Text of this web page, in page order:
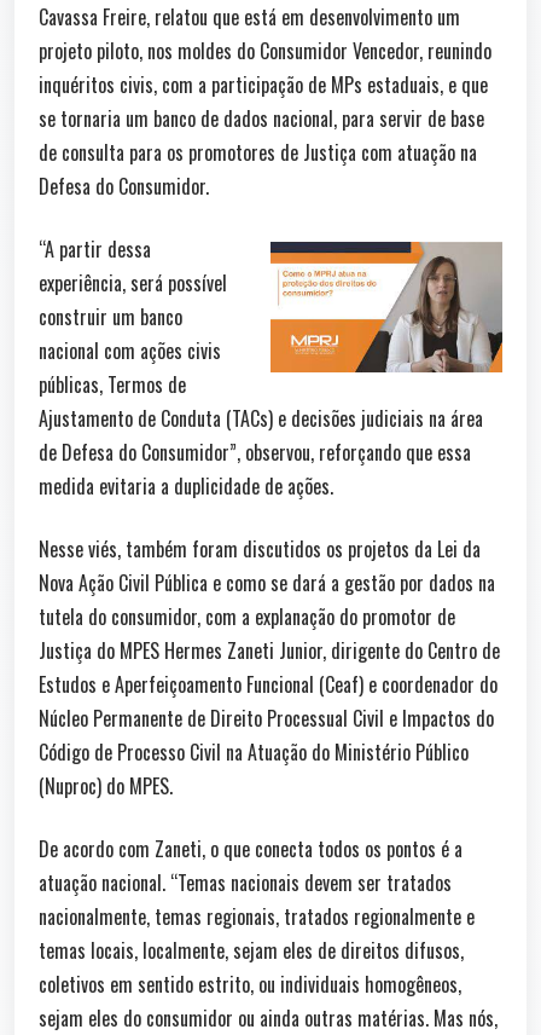
Cavassa Freire, relatou que está em desenvolvimento um
projeto piloto, nos moldes do Consumidor Vencedor, reunindo
inquéritos civis, com a participação de MPs estaduais, e que
se tornaria um banco de dados nacional, para servir de base
de consulta para os promotores de Justiça com atuação na
Defesa do Consumidor.
“A partir dessa
experiência, será possível
construir um banco
nacional com ações civis
públicas, Termos de
Ajustamento de Conduta (TACs) e decisões judiciais na área
de Defesa do Consumidor”, observou, reforçando que essa
medida evitaria a duplicidade de ações.
Nesse viés, também foram discutidos os projetos da Lei da
Nova Ação Civil Pública e como se dará a gestão por dados na
tutela do consumidor, com a explanação do promotor de
Justiça do MPES Hermes Zaneti Junior, dirigente do Centro de
Estudos e Aperfeiçoamento Funcional (Ceaf) e coordenador do
Núcleo Permanente de Direito Processual Civil e Impactos do
Código de Processo Civil na Atuação do Ministério Público
(Nuproc) do MPES.
De acordo com Zaneti, o que conecta todos os pontos é a
atuação nacional. “Temas nacionais devem ser tratados
nacionalmente, temas regionais, tratados regionalmente e
temas locais, localmente, sejam eles de direitos difusos,
coletivos em sentido estrito, ou individuais homogêneos,
sejam eles do consumidor ou ainda outras matérias. Mas nós,